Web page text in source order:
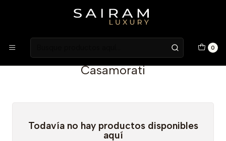
0
Atención en Guardia Vieja 202, Local 1
Inicio Niche Brands Casamorati
Casamorati
Todavía no hay productos disponibles
aquí